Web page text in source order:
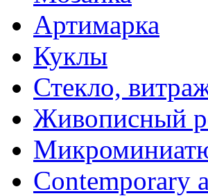
Артимарка
Куклы
Стекло,
Живописный
Contemporary